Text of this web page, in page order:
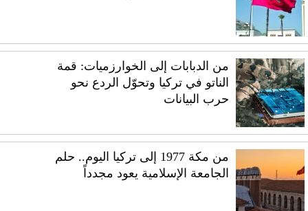
من الدبابات إلى الخوارزميات: قمة
الناتو في تركيا وتحوّل الردع نحو
حرب البيانات
من مكة 1977 إلى تركيا اليوم.. حلم
الجامعة الإسلامية يعود مجدداً